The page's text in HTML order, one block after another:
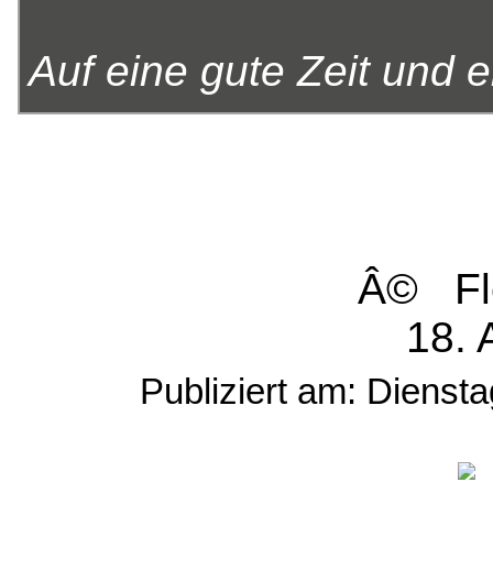
Auf eine gute Zeit und
Â©
18.
Publiziert am: